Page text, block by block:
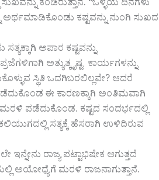
ಕಂಡಿರುತ್ತಾನೆ. “ಒಳ್ಳೆಯ ದಿನಗಳು
ಅರ್ಥಮಾಡಿಕೊಂಡು ಕಷ್ಟವನ್ನು ನುಂಗಿ ಸುಖದ
ಅಪಾರ ಕಷ್ಟವನ್ನು
ಅತ್ಯುತ್ಕೃಷ್ಟ ಕಾರ್ಯಗಳನ್ನು
ಸ್ಥಿತಿ ಒದಗಿಬರಲಿಲ್ಲವೇ? ಆದರೆ
ಈ ಕಾರಣಕ್ಕಾಗಿ ಅಂತಿಮವಾಗಿ
ಮರಳಿ ಪಡೆದುಕೊಂಡ. ಕಷ್ಟದ ಸಂದರ್ಭದಲ್ಲಿ
ಕಲಿಯುಗದಲ್ಲಿ ಸತ್ಯಕ್ಕೆ ಹೆಸರಾಗಿ ಉಳಿದಿರುವ
ರಾಜ್ಯ ಪಟ್ಟಾಭಿಷೇಕ ಆಗುತ್ತದೆ
ಅಯೋಧ್ಯೆಗೆ ಮರಳಿ ರಾಜನಾಗುತ್ತಾನೆ.